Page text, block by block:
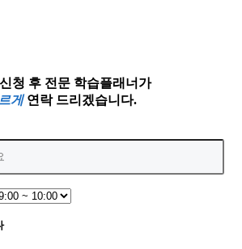
청 후 전문 학습플래너가
게연락 드리겠습니다.